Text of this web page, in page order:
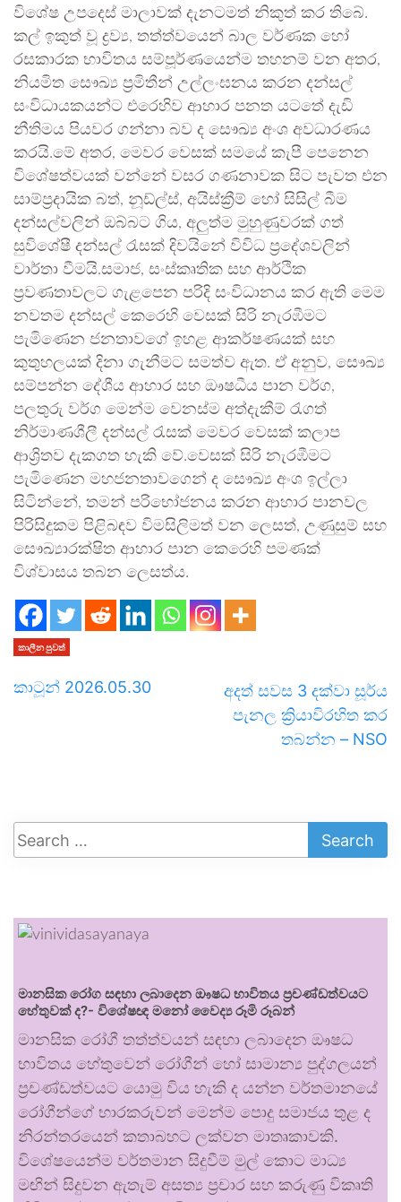
විශේෂ උපදෙස් මාලාවක් දැනටමත් නිකුත් කර තිබේ.
කල් ඉකුත් වූ ද්‍රව්‍ය, තත්ත්වයෙන් බාල වර්ණක හෝ
රසකාරක භාවිතය සම්පූර්ණයෙන්ම තහනම් වන අතර,
නියමිත සෞඛ්‍ය ප්‍රමිතීන් උල්ලංඝනය කරන දන්සල්
සංවිධායකයන්ට එරෙහිව ආහාර පනත යටතේ දැඩි
නීතිමය පියවර ගන්නා බව ද සෞඛ්‍ය අංශ අවධාරණය
කරයි.මේ අතර, මෙවර වෙසක් සමයේ කැපී පෙනෙන
විශේෂත්වයක් වන්නේ වසර ගණනාවක සිට පැවත එන
සාම්ප්‍රදායික බත්, නූඩ්ල්ස්, අයිස්ක්‍රීම් හෝ සිසිල් බීම
දන්සල්වලින් ඔබ්බට ගිය, අලුත්ම මුහුණුවරක් ගත්
සුවිශේෂී දන්සල් රැසක් දිවයිනේ විවිධ ප්‍රදේශවලින්
වාර්තා වීමයි.සමාජ, සංස්කෘතික සහ ආර්ථික
ප්‍රවණතාවලට ගැළපෙන පරිදි සංවිධානය කර ඇති මෙම
නවතම දන්සල් කෙරෙහි වෙසක් සිරි නැරඹීමට
පැමිණෙන ජනතාවගේ ඉහළ ආකර්ෂණයක් සහ
කුතුහලයක් දිනා ගැනීමට සමත්ව ඇත. ඒ අනුව, සෞඛ්‍ය
සම්පන්න දේශීය ආහාර සහ ඖෂධීය පාන වර්ග,
පලතුරු වර්ග මෙන්ම වෙනස්ම අත්දැකීම් රැගත්
නිර්මාණශීලී දන්සල් රැසක් මෙවර වෙසක් කලාප
ආශ්‍රිතව දැකගත හැකි වේ.වෙසක් සිරි නැරඹීමට
පැමිණෙන මහජනතාවගෙන් ද සෞඛ්‍ය අංශ ඉල්ලා
සිටින්නේ, තමන් පරිභෝජනය කරන ආහාර පානවල
පිරිසිදුකම පිළිබඳව විමසිලිමත් වන ලෙසත්, උණුසුම් සහ
සෞඛ්‍යාරක්ෂිත ආහාර පාන කෙරෙහි පමණක්
විශ්වාසය තබන ලෙසත්ය.
කාලීන පුවත්
කාටූන් 2026.05.30
අදත් සවස 3 දක්වා සූර්ය
පැනල ක්‍රියාවිරහිත කර
තබන්න – NSO
මානසික රෝග සඳහා ලබාදෙන ඖෂධ භාවිතය ප්‍රචණ්ඩත්වයට
හේතුවක් ද?- විශේෂඥ මනෝ වෛද්‍ය රූමි රූබන්
මානසික රෝගී තත්ත්වයන් සඳහා ලබාදෙන ඖෂධ
භාවිතය හේතුවෙන් රෝගීන් හෝ සාමාන්‍ය පුද්ගලයන්
ප්‍රචණ්ඩත්වයට යොමු විය හැකි ද යන්න වර්තමානයේ
රෝගීන්ගේ භාරකරුවන් මෙන්ම පොදු සමාජය තුළ ද
නිරන්තරයෙන් කතාබහට ලක්වන මාතෘකාවකි.
විශේෂයෙන්ම වර්තමාන සිදුවීම් මුල් කොට මාධ්‍ය
මඟින් සිදුවන ඇතැම් අසත්‍ය ප්‍රචාර සහ කරුණු විකෘති